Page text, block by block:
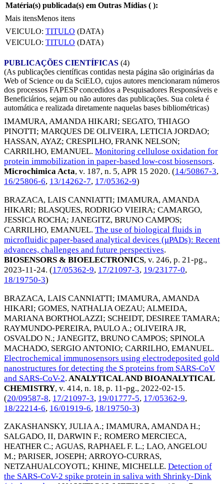
Matéria(s) publicada(s) em Outras Mídias ( ):
Mais itensMenos itens
VEICULO: TITULO (DATA)
VEICULO: TITULO (DATA)
PUBLICAÇÕES CIENTÍFICAS (4)
(As publicações científicas contidas nesta página são originárias da
Web of Science ou da SciELO, cujos autores mencionaram números
dos processos FAPESP concedidos a Pesquisadores Responsáveis e
Beneficiários, sejam ou não autores das publicações. Sua coleta é
automática e realizada diretamente naquelas bases bibliométricas)
IMAMURA, AMANDA HIKARI; SEGATO, THIAGO
PINOTTI; MARQUES DE OLIVEIRA, LETICIA JORDAO;
HASSAN, AYAZ; CRESPILHO, FRANK NELSON;
CARRILHO, EMANUEL. Monitoring cellulose oxidation for
protein immobilization in paper-based low-cost biosensors.
Microchimica Acta, v. 187, n. 5,APR 15 2020. (14/50867-3,
16/25806-6, 13/14262-7, 17/05362-9)
BRAZACA, LAIS CANNIATTI; IMAMURA, AMANDA
HIKARI; BLASQUES, RODRIGO VIEIRA; CAMARGO,
JESSICA ROCHA; JANEGITZ, BRUNO CAMPOS;
CARRILHO, EMANUEL. The use of biological fluids in
microfluidic paper-based analytical devices (μPADs): Recent
advances, challenges and future perspectives.
BIOSENSORS & BIOELECTRONICS, v. 246, p. 21-pg.,
2023-11-24. (17/05362-9, 17/21097-3, 19/23177-0,
18/19750-3)
BRAZACA, LAIS CANNIATTI; IMAMURA, AMANDA
HIKARI; GOMES, NATHALIA OEZAU; ALMEIDA,
MARIANA BORTHOLAZZI; SCHEIDT, DESIREE TAMARA;
RAYMUNDO-PEREIRA, PAULO A.; OLIVEIRA JR,
OSVALDO N.; JANEGITZ, BRUNO CAMPOS; SPINOLA
MACHADO, SERGIO ANTONIO; CARRILHO, EMANUEL.
Electrochemical immunosensors using electrodeposited gold
nanostructures for detecting the S proteins from SARS-CoV
and SARS-CoV-2. ANALYTICAL AND BIOANALYTICAL
CHEMISTRY, v. 414, n. 18, p. 11-pg., 2022-02-15.
(20/09587-8, 17/21097-3, 19/01777-5, 17/05362-9,
18/22214-6, 16/01919-6, 18/19750-3)
ZAKASHANSKY, JULIA A.; IMAMURA, AMANDA H.;
SALGADO, II, DARWIN F.; ROMERO MERCIECA,
HEATHER C.; AGUAS, RAPHAEL F. L.; LAO, ANGELOU
M.; PARISER, JOSEPH; ARROYO-CURRAS,
NETZAHUALCOYOTL; KHINE, MICHELLE. Detection of
the SARS-CoV-2 spike protein in saliva with Shrinky-Dink